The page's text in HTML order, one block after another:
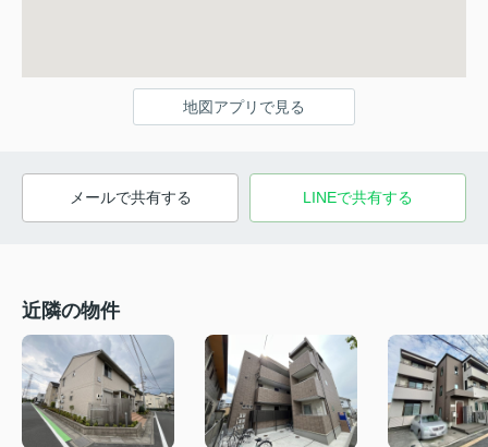
地図アプリで見る
メールで共有する LINEで共有する
近隣の物件